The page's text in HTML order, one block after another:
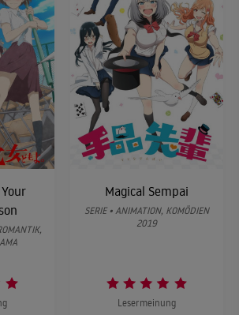
Magical Sempai
SERIE • ANIMATION, KOMÖDIEN
2019
Lesermeinung